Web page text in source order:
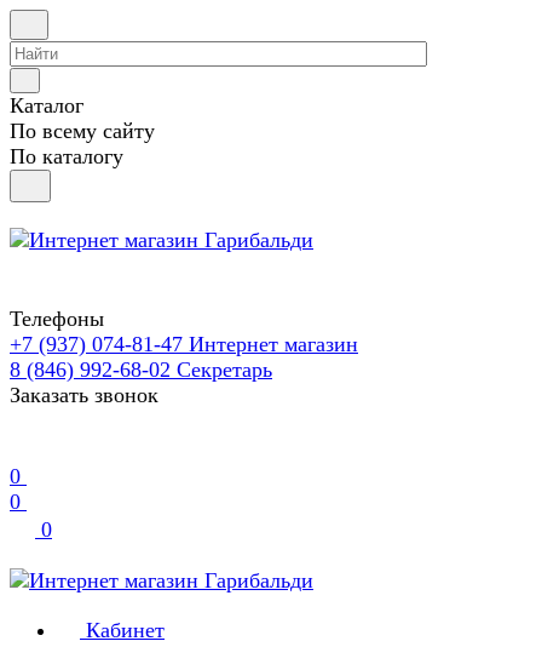
Каталог
По всему сайту
По каталогу
Телефоны
+7 (937) 074-81-47 Интернет магазин
8 (846) 992-68-02 Секретарь
Заказать звонок
0
0
0
Кабинет